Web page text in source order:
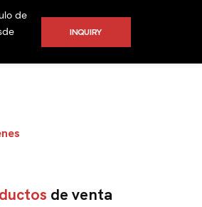
de
INQUIRY
de venta